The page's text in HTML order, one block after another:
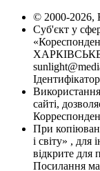
© 2000-2026,
Суб'єкт у
ХАРКІВСЬКЕ
сайті,
При
і світу» , для
відкрите для
Посилання